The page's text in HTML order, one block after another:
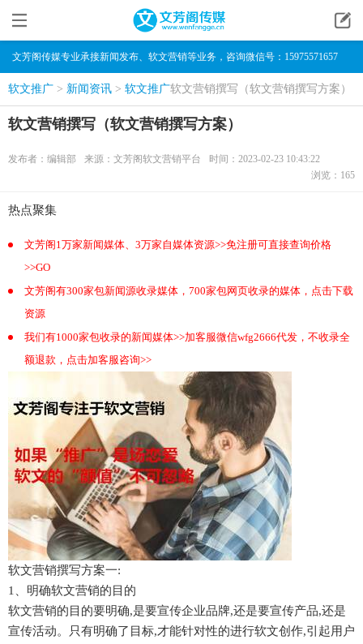
文芳阁传媒专业承接新闻发布、软文营销等业务，咨询微信号：15975571657
软文推广 > 新闻资讯 > 软文推广软文营销撰写（软文营销撰写方案）
软文营销撰写（软文营销撰写方案）
发布者：编辑部 来源：文芳阁软文营销平台
时间：2023-02-23 10:43:22
浏览： 165
热点聚集
文芳阁1万家新闻媒体、3万家自媒体资源>>免注册可直接查询价格
>>GO
文芳阁有300家包新闻源收录媒体，700家包网页收录的媒体，点击下载
资源
我们有1000家包收录的新闻媒体>>加客服微信wfg2666代发，不收录全
额退款，点击加客服咨询>>
软文营销撰写方案一:
1、明确软文营销的目的
软文营销的目的要明确,是要宣传企业品牌,还是要宣传产品,还是
宣传活动。只有明确了目标,才能针对性的进行软文创作,引起用户